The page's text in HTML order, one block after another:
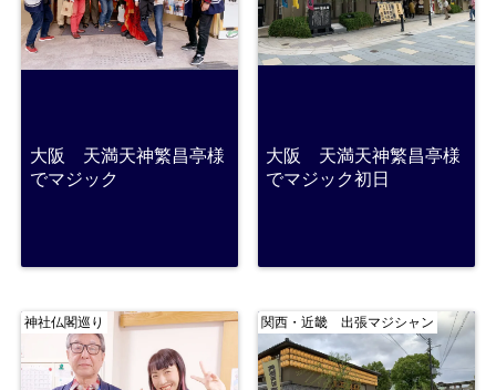
大阪 天満天神繁昌亭様
でマジック
大阪 天満天神繁昌亭様
でマジック初日
神社仏閣巡り 関西・近畿 出張マジシャン